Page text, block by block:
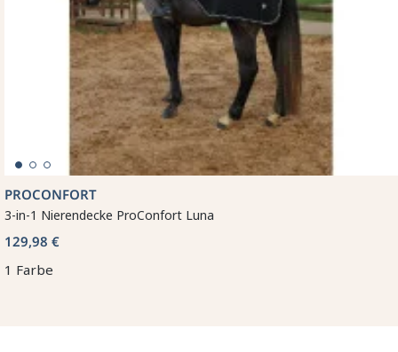
PROCONFORT
3-in-1 Nierendecke ProConfort Luna
129,98 €
1 Farbe